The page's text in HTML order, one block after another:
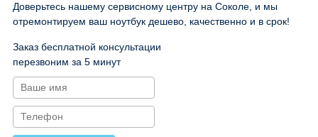
Доверьтесь нашему сервисному центру на Соколе, и мы
отремонтируем ваш ноутбук дешево, качественно и в срок!
Заказ бесплатной консультации
перезвоним за 5 минут